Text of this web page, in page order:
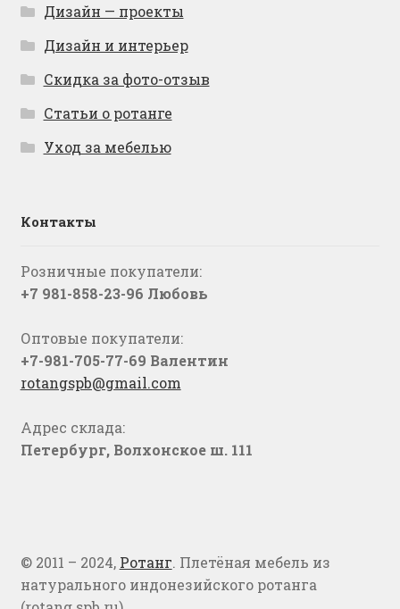
Дизайн — проекты
Дизайн и интерьер
Скидка за фото-отзыв
Статьи о ротанге
Уход за мебелью
Контакты
Розничные покупатели:
+7 981-858-23-96 Любовь
Оптовые покупатели:
+7-981-705-77-69 Валентин
rotangspb@gmail.com
Адрес склада:
Петербург, Волхонское ш. 111
© 2011 – 2024, Ротанг. Плетёная мебель из
натурального индонезийского ротанга